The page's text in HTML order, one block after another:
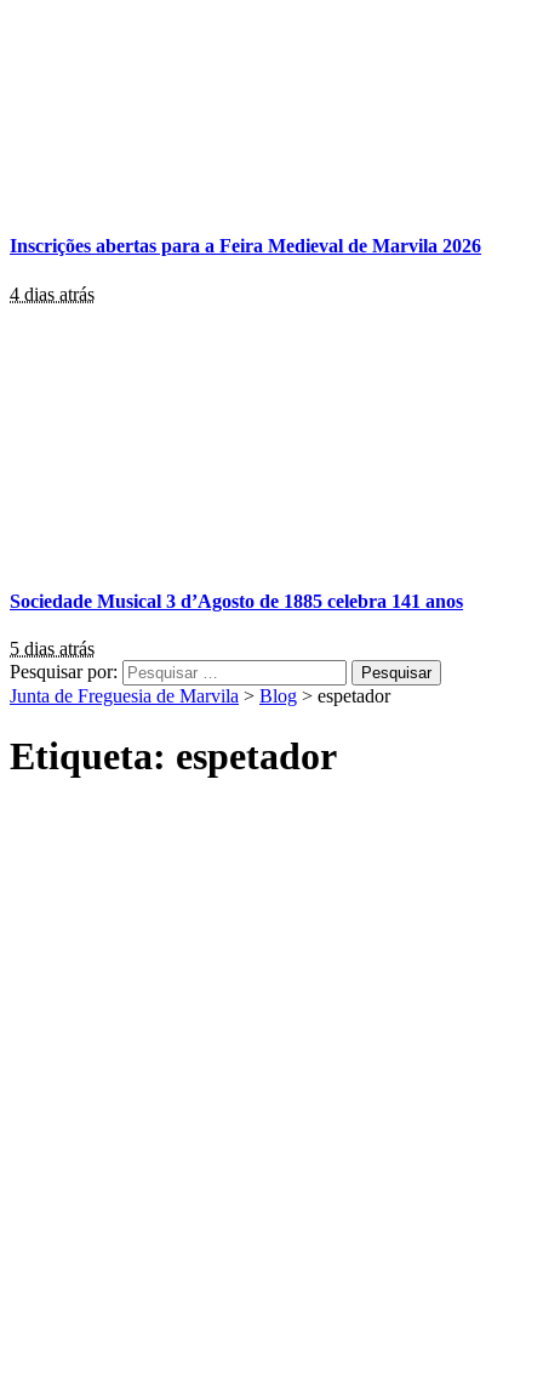
Inscrições abertas para a Feira Medieval de Marvila 2026
4 dias atrás
Sociedade Musical 3 d’Agosto de 1885 celebra 141 anos
5 dias atrás
Pesquisar por:
Junta de Freguesia de Marvila > Blog > espetador
Etiqueta: espetador